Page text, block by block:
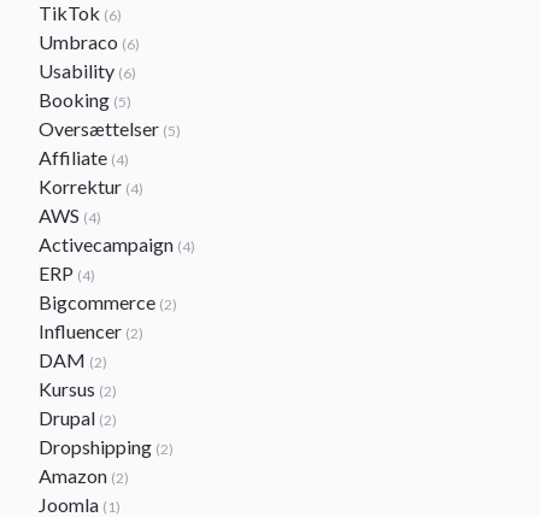
TikTok (6)
Umbraco (6)
Usability (6)
Booking (5)
Oversættelser (5)
Affiliate (4)
Korrektur (4)
AWS (4)
Activecampaign (4)
ERP (4)
Bigcommerce (2)
Influencer (2)
DAM (2)
Kursus (2)
Drupal (2)
Dropshipping (2)
Amazon (2)
Joomla (1)